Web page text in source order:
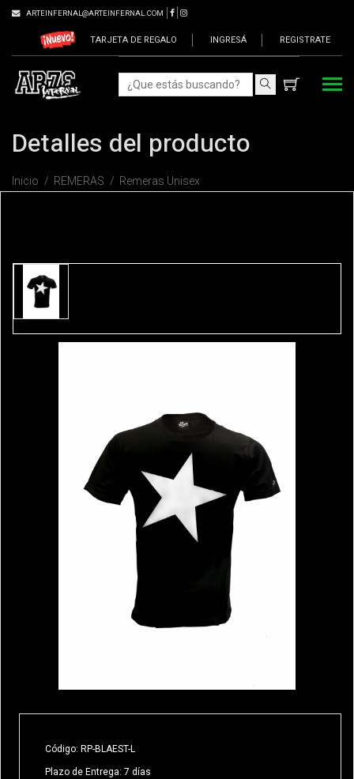
ARTEINFERNAL@ARTEINFERNAL.COM
TARJETA DE REGALO INGRESÁ REGISTRATE
Detalles del producto
Inicio REMERAS Remeras Unisex
Código: RP-BLAEST-L
Plazo de Entrega: 7 días